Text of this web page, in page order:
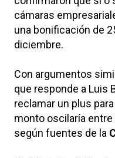
cámaras
una bonificación de
diciembre.
Con argumentos
que responde a Luis
reclamar un plus
monto oscilaría
según fuentes de la